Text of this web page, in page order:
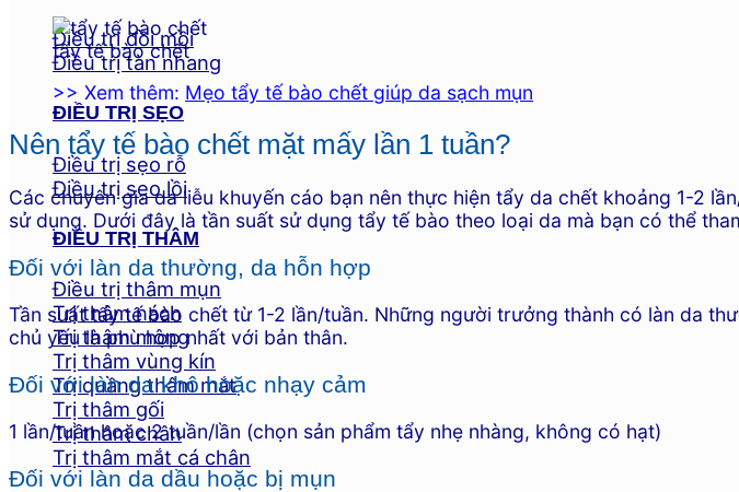
Điều trị đồi mồi
Điều trị tàn nhang
ĐIỀU TRỊ SẸO
Điều trị sẹo rỗ
Điều trị sẹo lồi
ĐIỀU TRỊ THÂM
Điều trị thâm mụn
Trị thâm nách
Trị thâm mông
Trị thâm vùng kín
Trị quầng thâm mắt
Trị thâm gối
Trị thâm chân
Trị thâm mắt cá chân
tẩy tế bào chết
>> Xem thêm: Mẹo tẩy tế bào chết giúp da sạch mụn
Nên tẩy tế bào chết mặt mấy lần 1 tuần?
Các chuyên gia da liễu khuyến cáo bạn nên thực hiện tẩy da chết khoảng 1-2
sử dụng. Dưới đây là tần suất sử dụng tẩy tế bào theo loại da mà bạn có thể
Đối với làn da thường, da hỗn hợp
Tần suất tẩy tế bào chết từ 1-2 lần/tuần. Những người trưởng thành có làn da
chủ yếu là phù hợp nhất với bản thân.
Đối với làn da khô hoặc nhạy cảm
1 lần/tuần hoặc 2 tuần/lần (chọn sản phẩm tẩy nhẹ nhàng, không có hạt)
Đối với làn da dầu hoặc bị mụn